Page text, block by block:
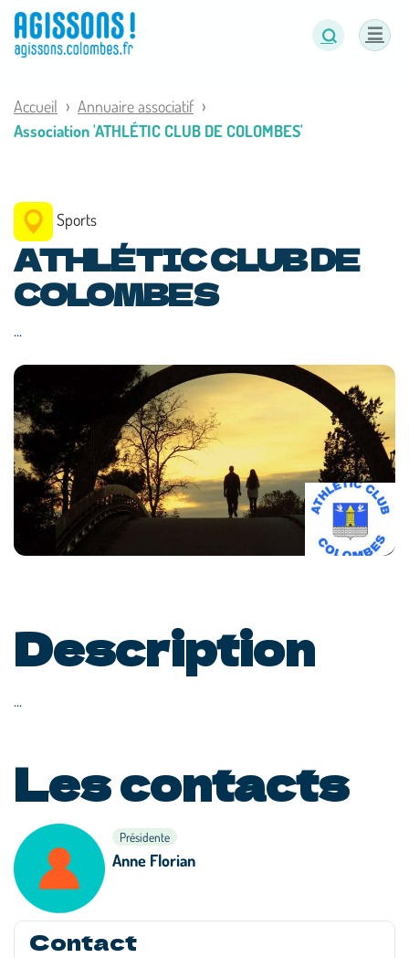
Accueil
Annuaire associatif
Association 'ATHLÉTIC CLUB DE COLOMBES'
Sports
ATHLÉTIC CLUB DE
COLOMBES
...
Description
...
Les contacts
Présidente
Anne Florian
Contact
Panneau de gestion des cookies